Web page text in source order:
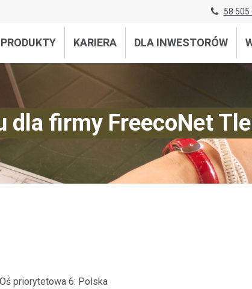
58 505
PRODUKTY KARIERA DLA INWESTORÓW
dla firmy FreecoNet
priorytetowa 6: Polska